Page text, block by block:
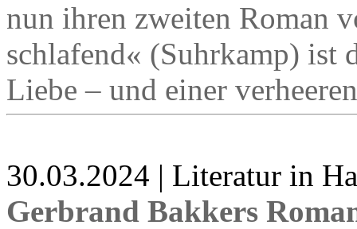
nun ihren zweiten Roman
schlafend« (Suhrkamp) ist
Liebe – und einer
30.03.2024 | Literatur in
Gerbrand Bakkers